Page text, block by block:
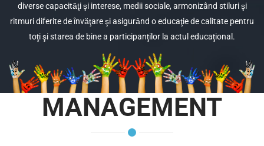
diverse capacităţi şi interese, medii sociale, armonizând stiluri şi
ritmuri diferite de învăţare şi asigurȃnd o educaţie de calitate pentru
toţi şi starea de bine a participanţilor la actul educaţional.
MANAGEMENT